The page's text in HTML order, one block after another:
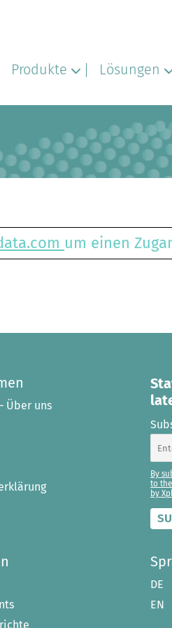
Produkte Lösungen
um einen
Über uns
By
to
by
DE
EN